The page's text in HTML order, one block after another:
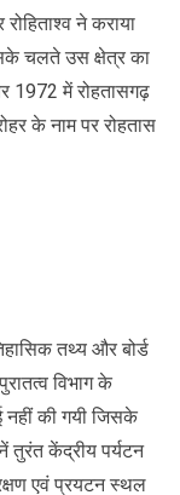
ने कराया
चलते उस क्षेत्र का
1972 में रोहतासगढ़
के नाम पर रोहतास
तथ्य और बोर्ड
विभाग के
नहीं की गयी जिसके
तुरंत केंद्रीय पर्यटन
एवं प्रयटन स्थल